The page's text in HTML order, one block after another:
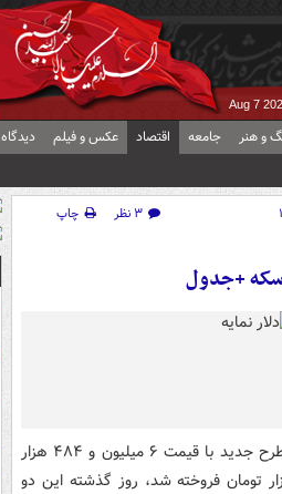
Aug 7
و هنر جامعه اقتصاد عکس و فیلم دیدگاه
۳ نظر
چاپ
سکه +جدول
امروز در بازار تهران سکه بهار آزادی طرح جدید با قیمت ۶ میلیون و ۴۸۴ هزار
و سکه طرح قدیم با قیمت ۶ میلیون و ۳۵۷ هزار تومان فروخته شد، روز گذشته این دو